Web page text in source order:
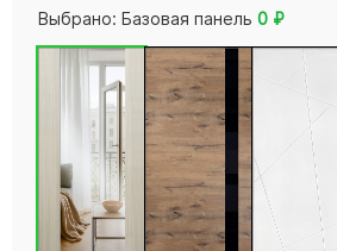
Выбрано: Базовая панель 0 ₽